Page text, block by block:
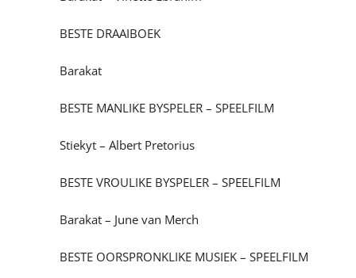
BESTE DRAAIBOEK
Barakat
BESTE MANLIKE BYSPELER – SPEELFILM
Stiekyt – Albert Pretorius
BESTE VROULIKE BYSPELER – SPEELFILM
Barakat – June van Merch
BESTE OORSPRONKLIKE MUSIEK – SPEELFILM